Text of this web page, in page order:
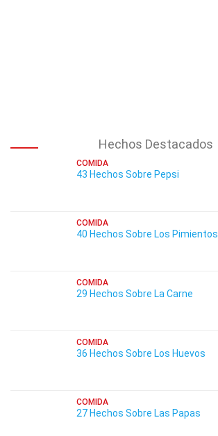
Hechos Destacados
COMIDA
43 Hechos Sobre Pepsi
COMIDA
40 Hechos Sobre Los Pimientos
COMIDA
29 Hechos Sobre La Carne
COMIDA
36 Hechos Sobre Los Huevos
COMIDA
27 Hechos Sobre Las Papas